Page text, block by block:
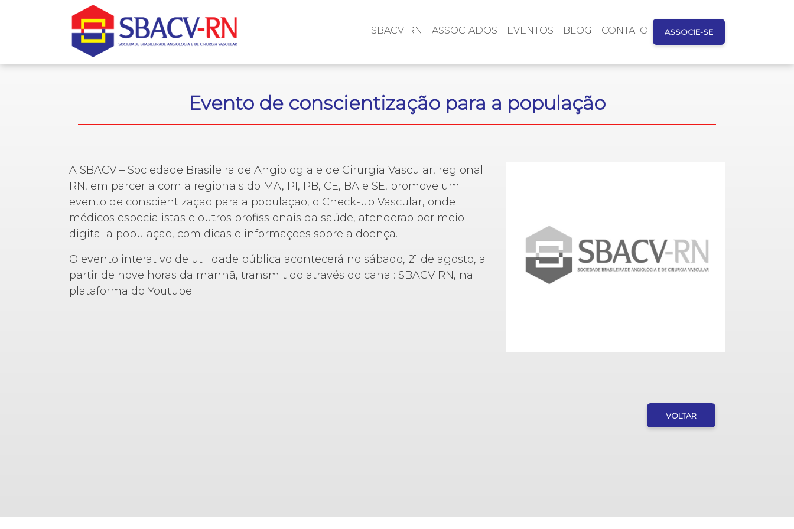
SBACV-RN ASSOCIADOS EVENTOS BLOG CONTATO ASSOCIE-SE
Evento de conscientização para a população
A SBACV – Sociedade Brasileira de Angiologia e de Cirurgia Vascular, regional
RN, em parceria com a regionais do MA, PI, PB, CE, BA e SE, promove um
evento de conscientização para a população, o Check-up Vascular, onde
médicos especialistas e outros profissionais da saúde, atenderão por meio
digital a população, com dicas e informações sobre a doença.
O evento interativo de utilidade pública acontecerá no sábado, 21 de agosto, a
partir de nove horas da manhã, transmitido através do canal: SBACV RN, na
plataforma do Youtube.
VOLTAR